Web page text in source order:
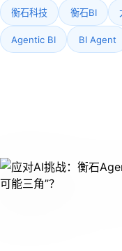
衡石科技 衡石BI
Agentic BI BI Agent